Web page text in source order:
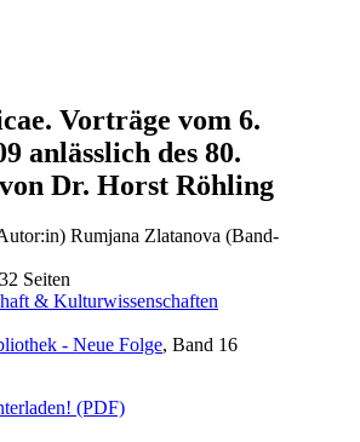
Vorträge vom 6.
anlässlich des 80.
Dr. Horst Röhling
Rumjana Zlatanova (Band-
Seiten
& Kulturwissenschaften
- Neue Folge, Band 16
(PDF)